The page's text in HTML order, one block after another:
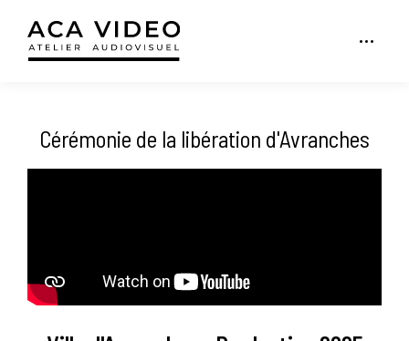
Cérémonie de la libération d'Avranches